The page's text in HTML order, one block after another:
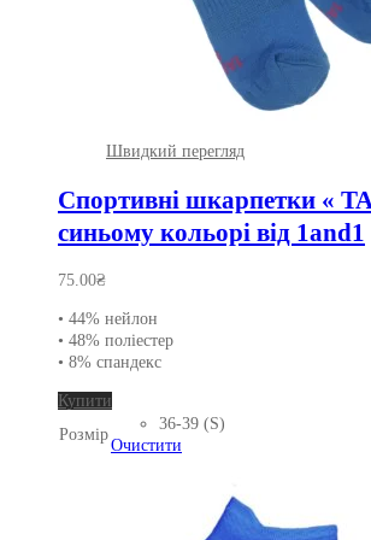
Швидкий перегляд
Спортивні шкарпетки «
синьому кольорі від 1and1
75.00₴
• 44% нейлон
• 48% поліестер
• 8% спандекс
Купити
товар
має
Розмір
36-39 (S)
Очистити